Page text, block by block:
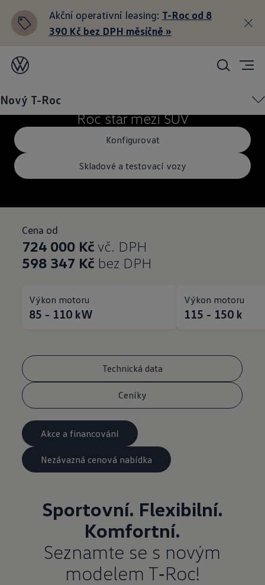
Akční operativní leasing: T-Roc od 8
390 Kč bez DPH měsíčně »
Nový T-Roc
Roc star mezi SUV
Konfigurovat
Skladové a testovací vozy
Cena od
724 000 Kč vč. DPH
598 347 Kč bez DPH
Výkon motoru
85 - 110 kW
Výkon motoru
115 - 150 k
Technická data
Ceníky
Akce a financování
Nezávazná cenová nabídka
Sportovní. Flexibilní.
Seznamte se s novým
modelem T‑Roc!